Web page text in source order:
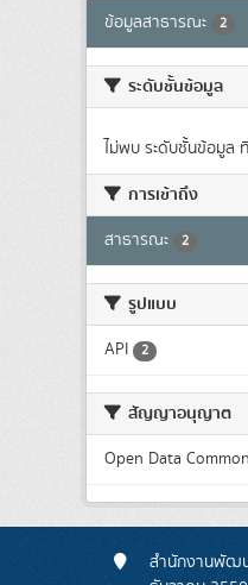
ข้อมูลสาธารณะ 2
ระดับชั้นข้อมูล
ไม่พบ ระดับชั้นข้อมูล
การเข้าถึง
สาธารณะ 2
รูปแบบ
API 2
สัญญาอนุญาต
Open Data Common
สำนักงานพัฒน